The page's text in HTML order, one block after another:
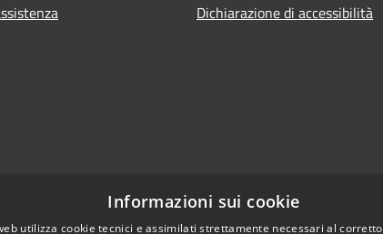
Dichiarazione di accessibilità
Informazioni sui cookie
utilizza cookie tecnici e assimilati strettamente necessari al